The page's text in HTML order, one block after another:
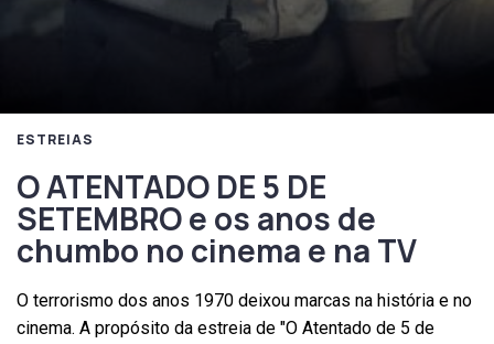
ESTREIAS
O ATENTADO DE 5 DE
SETEMBRO e os anos de
chumbo no cinema e na TV
O terrorismo dos anos 1970 deixou marcas na história e no
cinema. A propósito da estreia de "O Atentado de 5 de